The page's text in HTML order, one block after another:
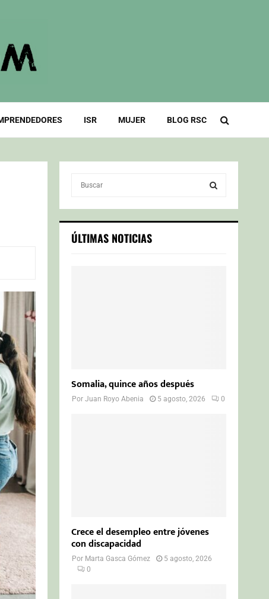
ISR MUJER BLOG RSC
c
h
S
ÚLTIMAS NOTICIAS
Somalia, quince años después
PorJuan Royo Abenia 5 agosto, 2026 0
Crece el desempleo entre jóvenes
con discapacidad
Por Marta Gasca Gómez
5 agosto, 2026
0